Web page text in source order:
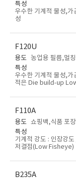
특성
우수한 기계적 물성,가
성
F120U
용도 농업용 필름,멀
특성
우수한 기계적 물성,
적은 Die build-up
F110A
용도 쇼핑백,식품 포
특성
기계적 강도 : 인장강
저결점(Low Fisheye)
B235A